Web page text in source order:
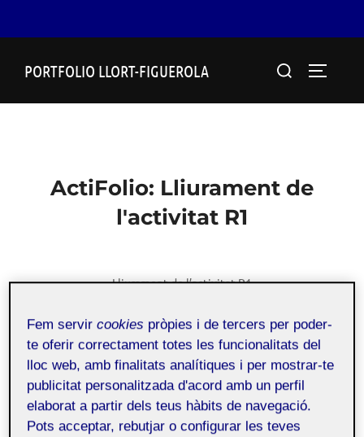
PORTFOLIO LLORT-FIGUEROLA
Search
ActiFolio: Lliurament de
l'activitat R1
Lliurament de l’activitat R1
Fem servircookies pròpies i de tercers per poder-
te oferir correctament totes les funcionalitats del
lloc web, amb finalitats analítiques i per mostrar-te
publicitat personalitzada d'acord amb un perfil
elaborat a partir dels teus hàbits de navegació.
Pots acceptar, rebutjar o configurar les teves